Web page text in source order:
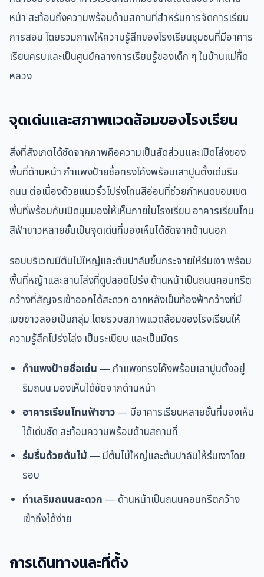
หน้า สะท้อนถึงความพร้อมด้านสถานที่สำหรับการจัดการเรียน
การสอน โดยรวมภาพให้ความรู้สึกของโรงเรียนชุมชนที่มีอาคาร
เรียนครบและเป็นศูนย์กลางการเรียนรู้ของเด็ก ๆ ในบ้านแม่กื้ด
หลวง
จุดเด่นและสภาพแวดล้อมของโรงเรียน
สิ่งที่สังเกตได้ชัดจากภาพคือความเป็นสัดส่วนและเปิดโล่งของ
พื้นที่ด้านหน้า กำแพงป้ายชื่อทรงโค้งพร้อมเสาปูนตั้งเด่นริม
ถนน ต่อเนื่องด้วยแนวรั้วโปร่งโทนสีอ่อนที่ช่วยกำหนดขอบเขต
พื้นที่พร้อมกับเปิดมุมมองให้เห็นภายในโรงเรียน อาคารเรียนโทน
สีฟ้าขาวหลายชั้นเป็นจุดเด่นที่มองเห็นได้ชัดจากด้านนอก
รอบบริเวณมีต้นไม้ใหญ่และต้นปาล์มขึ้นกระจายให้ร่มเงา พร้อม
พื้นที่หญ้าและลานโล่งที่ดูปลอดโปร่ง ด้านหน้าเป็นถนนคอนกรีต
กว้างที่สัญจรเข้าออกได้สะดวก ฉากหลังเป็นท้องฟ้ากว้างที่มี
เมฆขาวลอยเป็นกลุ่ม โดยรวมสภาพแวดล้อมของโรงเรียนให้
ความรู้สึกโปร่งโล่ง เป็นระเบียบ และเป็นมิตร
กำแพงป้ายชื่อเด่น — กำแพงทรงโค้งพร้อมเสาปูนตั้งอยู่
ริมถนน มองเห็นได้ชัดจากด้านหน้า
อาคารเรียนโทนฟ้าขาว— มีอาคารเรียนหลายชั้นที่มองเห็น
ได้เด่นชัด สะท้อนความพร้อมด้านสถานที่
ร่มรื่นด้วยต้นไม้— มีต้นไม้ใหญ่และต้นปาล์มให้ร่มเงาโดย
รอบ
ทำเลริมถนนสะดวก — ด้านหน้าเป็นถนนคอนกรีตกว้าง
เข้าถึงได้ง่าย
การเดินทางและที่ตั้ง